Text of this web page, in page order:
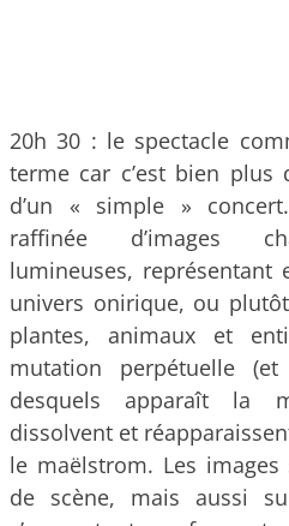
20h 30 : le spectacle
terme car c’est bien plus
d’un « simple »
raffinée d’images
lumineuses, représentant
univers onirique, ou
plantes, animaux et
mutation perpétuelle
desquels apparaît la
dissolvent et
le maëlstrom. Les
de scène, mais aussi